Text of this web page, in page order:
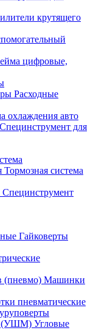
крутящего
цифровые,
Расходные
охлаждения авто
Специнструмент для
Тормозная система
Специнструмент
Гайковерты
Машинки
пневматические
Угловые